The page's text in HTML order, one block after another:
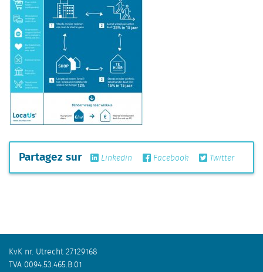
Partagez sur Linkedin Facebook Twitter
KvK nr. Utrecht 27129168
TVA 0094.53.465.B.01